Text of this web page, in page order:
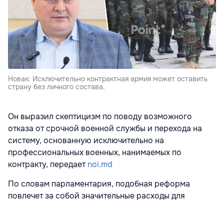
Новак: Исключительно контрактная армия может оставить
страну без личного состава.
Он выразил скептицизм по поводу возможного
отказа от срочной военной службы и перехода на
систему, основанную исключительно на
профессиональных военных, нанимаемых по
контракту, передаетnoi.md
По словам парламентария, подобная реформа
повлечет за собой значительные расходы для